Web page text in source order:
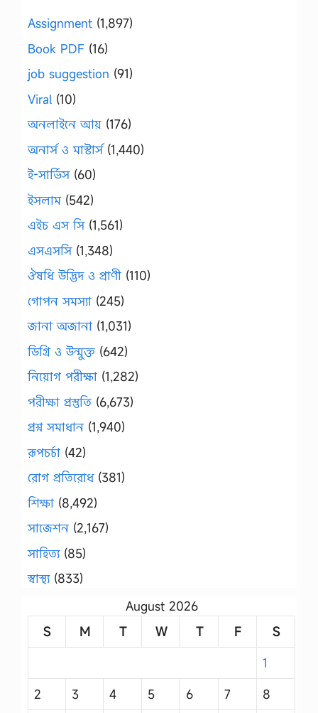
Assignment (1,897)
Book PDF (16)
job suggestion (91)
Viral (10)
অনলাইনে আয় (176)
অনার্স ও মাস্টার্স(1,440)
ই-সার্ভিস(60)
ইসলাম(542)
এইচ এস সি(1,561)
এসএসসি(1,348)
ঔষধি উদ্ভিদ ও প্রাণী (110)
গোপন সমস্যা (245)
জানা অজানা (1,031)
ডিগ্রি ও উন্মুক্ত (642)
নিয়োগ পরীক্ষা (1,282)
পরীক্ষা প্রস্তুতি (6,673)
প্রশ্ন সমাধান (1,940)
রূপচর্চা (42)
রোগ প্রতিরোধ(381)
শিক্ষা (8,492)
সাজেশন (2,167)
সাহিত্য(85)
স্বাস্থ্য(833)
August 2026
S
M T W T F
S
1
2
3 4 5 6 7 8